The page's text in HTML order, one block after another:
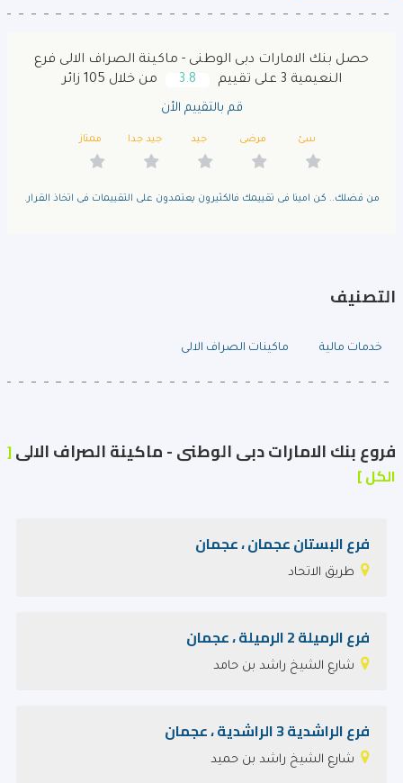
حصل بنك الامارات دبى الوطنى - ماكينة الصراف الالى فرع
النعيمية 3 على تقييم
3.8 من خلال 105 زائر
قم بالتقييم الأن
سئ مرضى جيد جيد جدا ممتاز
من فضلك.. كن امينا فى تقييمك فالكثيرون يعتمدون على التقييمات فى اتخاذ القرار.
التصنيف
خدمات مالية ماكينات الصراف الالى
فروع بنك الامارات دبى الوطنى - ماكينة الصراف الالى[
الكل ]
فرع البستان عجمان ، عجمان
طريق الاتحاد
فرع الرميلة 2 الرميلة ، عجمان
شارع الشيخ راشد بن حامد
فرع الراشدية 3 الراشدية ، عجمان
شارع الشيخ راشد بن حميد